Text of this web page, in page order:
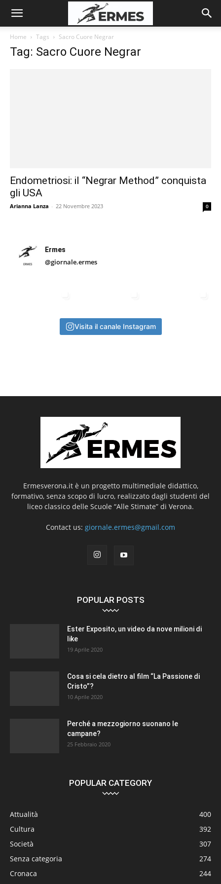
Home Tags Sacro Cuore Negrar
Tag: Sacro Cuore Negrar
Endometriosi: il “Negrar Method” conquista
gli USA
Arianna Lanza - 22 Novembre 2023 0
Ermes
@giornale.ermes
Visita il canale Instagram
Ermesverona.it è un progetto multimediale didattico,
formativo, senza scopo di lucro, realizzato dagli studenti del
liceo classico delle Scuole “Alle Stimate” di Verona.
Contact us: giornale.ermes@gmail.com
POPULAR POSTS
Ester Exposito, un video da nove milioni di
like
19 Aprile 2020
Cosa si cela dietro al film “La Passione di
Cristo”?
10 Aprile 2020
Perché a mezzogiorno suonano le
campane?
25 Febbraio 2020
POPULAR CATEGORY
Attualità
400
Cultura
392
Società
307
Senza categoria
274
Cronaca
244